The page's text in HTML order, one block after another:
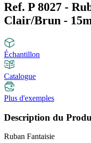
Ref. P 8027 -
Clair/Brun -
Échantillon
Catalogue
Plus d'exemples
Description du
Ruban Fantaisie